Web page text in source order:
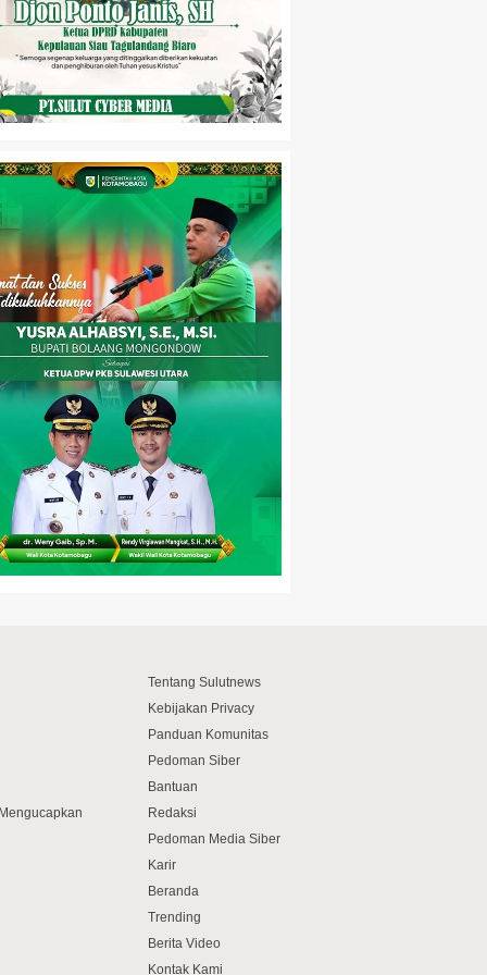
Tentang Sulutnews
Kebijakan Privacy
Panduan Komunitas
Pedoman Siber
Bantuan
Redaksi
Pedoman Media Siber
Karir
Beranda
Trending
Berita Video
Kontak Kami